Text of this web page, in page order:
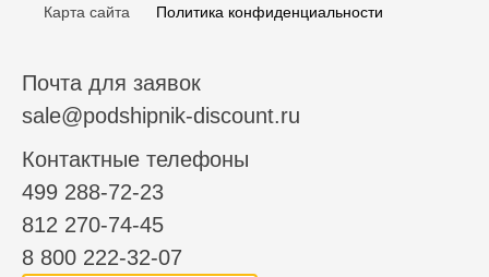
Карта сайта
Политика конфиденциальности
Почта для заявок
sale@podshipnik-discount.ru
Контактные телефоны
499 288-72-23
812 270-74-45
8 800 222-32-07